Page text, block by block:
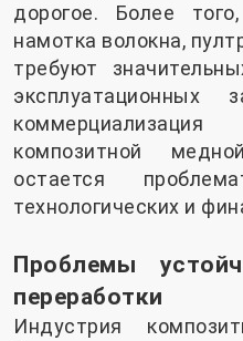
дорогое. Более
намотка волокна,
требуют
эксплуатационных
композитной
остается
технологических и
Проблемы
переработки
Индустрия